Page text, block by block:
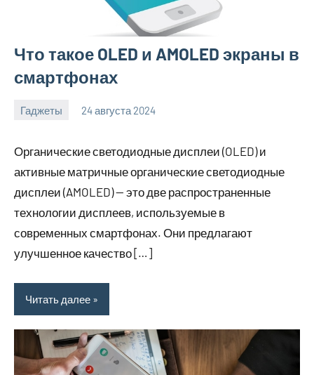
Что такое OLED и AMOLED экраны в
смартфонах
Гаджеты 24 августа 2024
motorhog_ru
Нет
Органические светодиодные дисплеи (OLED) и
активные матричные органические светодиодные
дисплеи (AMOLED) — это две распространенные
технологии дисплеев, используемые в
современных смартфонах. Они предлагают
улучшенное качество […]
Читать далее